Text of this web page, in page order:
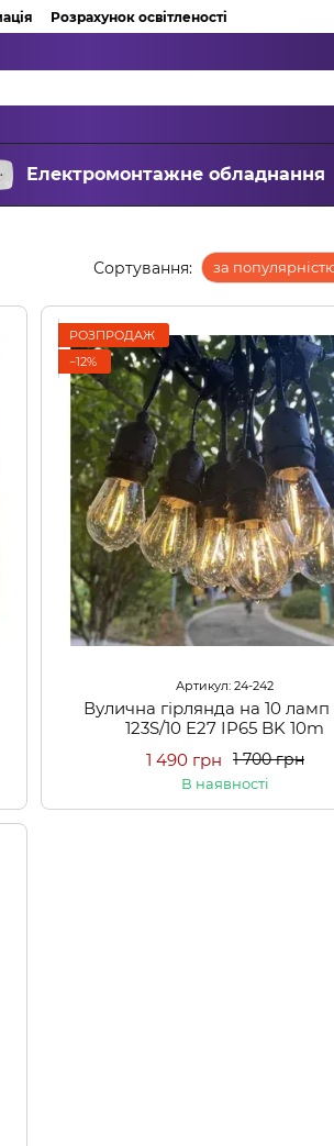
Розрахунок освітленості
Електромонтажне обладнання
Сортування: за
РОЗПРОДАЖ
−12%
Артикул: 24-242
Вулична гірлянда на 10 ламп
123S/10 E27 IP65 BK 10m
1 700 грн
1 490 грн
В наявності